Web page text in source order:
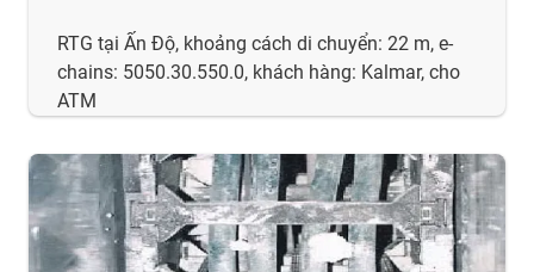
RTG tại Ấn Độ, khoảng cách di chuyển: 22 m, e-
chains: 5050.30.550.0, khách hàng: Kalmar, cho
ATM